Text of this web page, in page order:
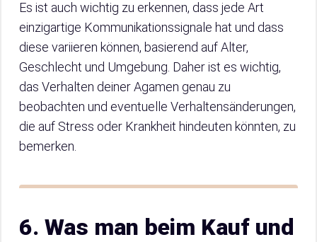
Es ist auch wichtig zu erkennen, dass jede Art
einzigartige Kommunikationssignale hat und dass
diese variieren können, basierend auf Alter,
Geschlecht und Umgebung. Daher ist es wichtig,
das Verhalten deiner Agamen genau zu
beobachten und eventuelle Verhaltensänderungen,
die auf Stress oder Krankheit hindeuten könnten, zu
bemerken.
6. Was man beim Kauf und